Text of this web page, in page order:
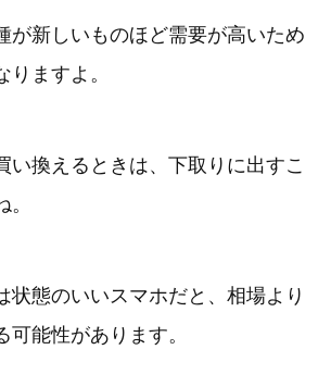
が新しいものほど需要が高いため
りますよ。
い換えるときは、下取りに出すこ
状態のいいスマホだと、相場より
可能性があります。